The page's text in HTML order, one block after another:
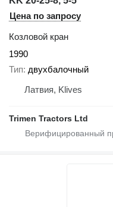
Цена по запросу
Козловой кран
1990
Тип двухбалочный
Латвия, Klives
Trimen Tractors Ltd